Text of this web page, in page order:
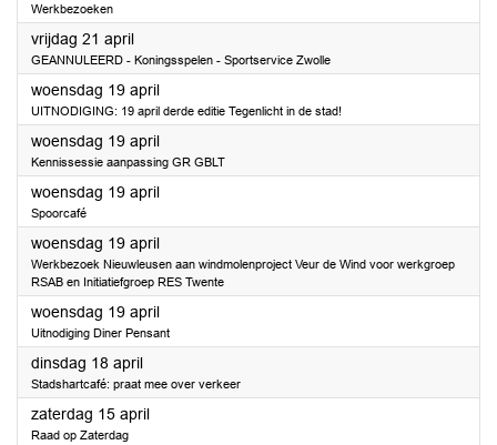
Werkbezoeken
vrijdag 21 april2023
GEANNULEERD - Koningsspelen - Sportservice Zwolle
woensdag 19 april2023
UITNODIGING: 19 april derde editie Tegenlicht in de stad!
woensdag 19 april2023
Kennissessie aanpassing GR GBLT
woensdag 19 april2023
Spoorcafé
woensdag 19 april2023
Werkbezoek Nieuwleusen aan windmolenproject Veur de Wind voor werkgroep
RSAB en Initiatiefgroep RES Twente
woensdag 19 april2023
Uitnodiging Diner Pensant
dinsdag 18 april2023
Stadshartcafé: praat mee over verkeer
zaterdag 15 april2023
Raad op Zaterdag